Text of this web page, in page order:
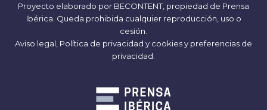
Proyecto elaborado por BECONTENT, propiedad de Prensa
Ibérica. Queda prohibida cualquier reproducción, uso o
cesión.
Aviso legal, Política de privacidad y cookiesy preferencias de
privacidad